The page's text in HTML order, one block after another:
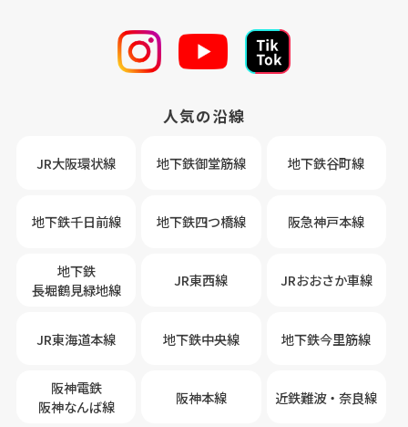
人気の沿線
JR大阪環状線 地下鉄御堂筋線 地下鉄谷町線
地下鉄千日前線 地下鉄四つ橋線 阪急神戸本線
地下鉄
長堀鶴見緑地線
JR東西線 JRおおさか車線
JR東海道本線 地下鉄中央線 地下鉄今里筋線
阪神電鉄
阪神なんば線
阪神本線 近鉄難波・奈良線